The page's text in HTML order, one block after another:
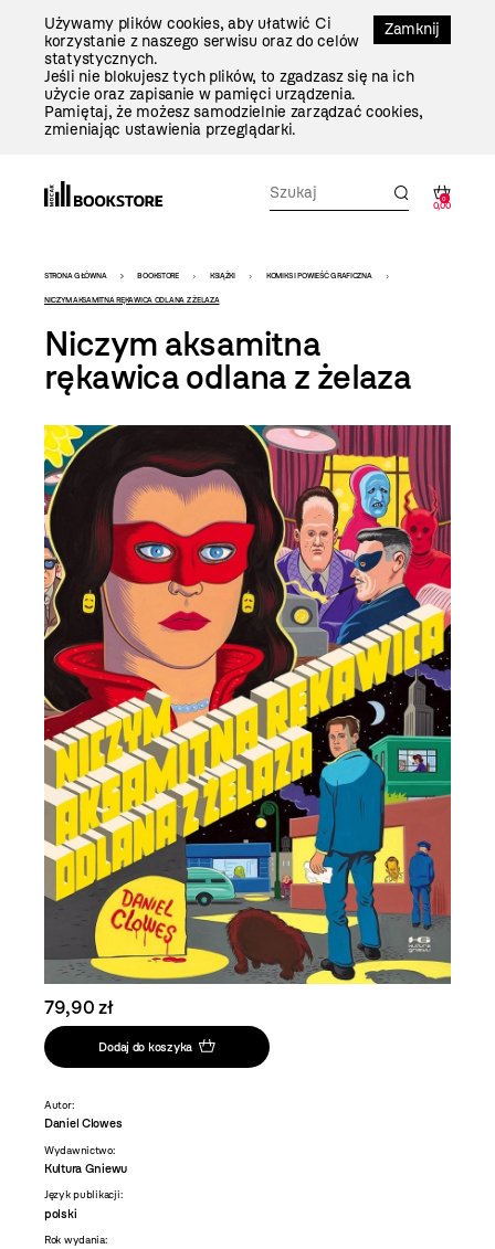
Zamknij
Używamy plików cookies, aby ułatwić Ci
korzystanie z naszego serwisu oraz do celów
statystycznych.
Jeśli nie blokujesz tych plików, to zgadzasz się na ich
użycie oraz zapisanie w pamięci urządzenia.
Pamiętaj, że możesz samodzielnie zarządzać cookies,
zmieniając ustawienia przeglądarki.
0
0,00
Bookstore
-
szablon
szczegóły
STRONA GŁÓWNA BOOKSTORE KSIĄŻKI KOMIKS I POWIEŚĆ GRAFICZNA
NICZYM AKSAMITNA RĘKAWICA ODLANA Z ŻELAZA
Niczym aksamitna
rękawica odlana z żelaza
79,90 zł
Dodaj do koszyka
Autor:
Daniel Clowes
Wydawnictwo:
Kultura Gniewu
Język publikacji:
polski
Rok wydania: